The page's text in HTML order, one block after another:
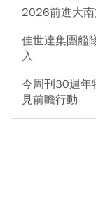
2026前進大
佳世達集團艦
入
今周刊30週年
見前瞻行動